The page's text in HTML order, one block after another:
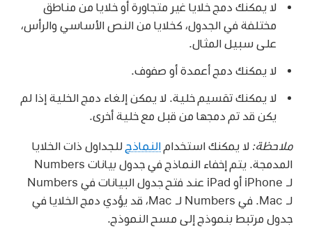
لا يمكنك دمج خلايا غير متجاورة أو خلايا من مناطق
مختلفة في الجدول، كخلايا من النص الأساسي والرأس،
على سبيل المثال.
لا يمكنك دمج أعمدة أو صفوف.
لا يمكنك تقسيم خلية. لا يمكن إلغاء دمج الخلية إذا لم
يكن قد تم دمجها من قبل مع خلية أخرى.
ملاحظة: لا يمكنك استخدام النماذج للجداول ذات الخلايا
المدمجة. يتم إخفاء النماذج في جدول بيانات Numbers
لـ iPhone أو iPad عند فتح جدول البيانات في Numbers
لـ Mac. في Numbers لـ Mac، قد يؤدي دمج الخلايا في
جدول مرتبط بنموذج إلى مسح النموذج.